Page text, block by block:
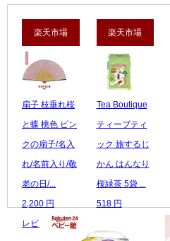
楽天市場
扇子 枝垂れ桜
と蝶 桃色 ピン
クの扇子/名入
れ/名前入り/敬
老の日/...
2,200 円
レビュー数：0
楽天市場
Tea Boutique
ティーブティ
ック 旅するじ
かん はんなり
桜緑茶 5袋 ...
518 円